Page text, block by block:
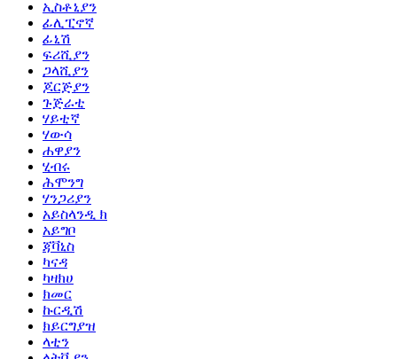
ኢስቶኒያን
ፊሊፒኖኛ
ፊኒሽ
ፍሪሺያን
ጋላሺያን
ጆርጅያን
ጉጅራቲ
ሃይቲኛ
ሃውሳ
ሐዋያን
ሂብሩ
ሕሞንግ
ሃንጋሪያን
አይስላንዲ ክ
አይግቦ
ጃቫኒስ
ካናዳ
ካዛክሀ
ክመር
ኩርዲሽ
ክይርግያዝ
ላቲን